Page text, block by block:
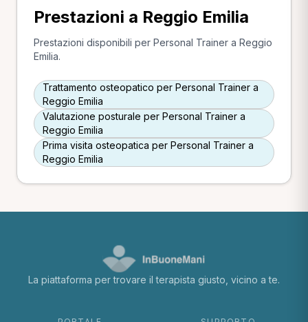
Prestazioni a Reggio Emilia
Prestazioni disponibili per Personal Trainer a Reggio
Emilia.
Trattamento osteopatico per Personal Trainer a
Reggio Emilia
Valutazione posturale per Personal Trainer a
Reggio Emilia
Prima visita osteopatica per Personal Trainer a
Reggio Emilia
La piattaforma per trovare il terapista giusto, vicino a te.